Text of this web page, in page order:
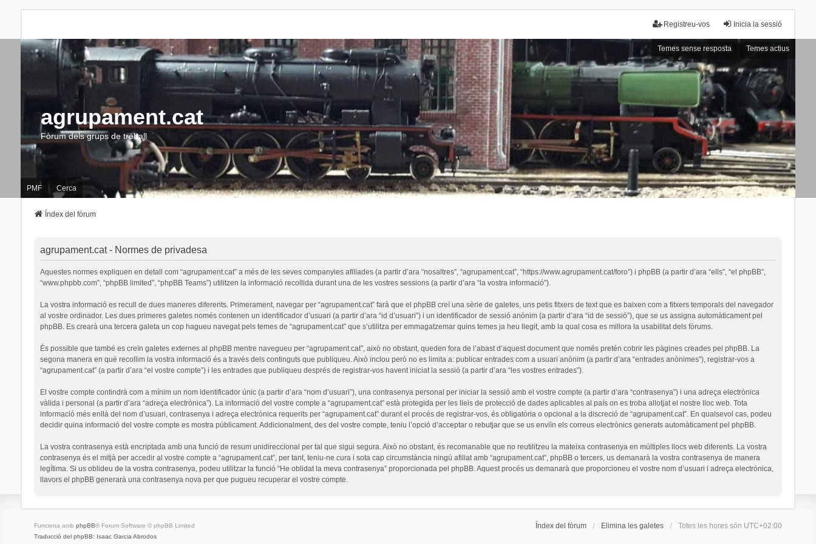
Inicia la sessió
Registreu-vos
Temes sense resposta Temes actius
agrupament.cat
Fòrum dels grups de treball
PMF Cerca
Índex del fòrum
agrupament.cat - Normes de privadesa
Aquestes normes expliquen en detall com “agrupament.cat” a més de les seves companyies afiliades (a partir d’ara “nosaltres”, “agrupament.cat”, “https://www.agrupament.cat/foro”) i phpBB (a partir d’ara “ells”, “el phpBB”,
“www.phpbb.com”, “phpBB limited”, “phpBB Teams”) utilitzen la informació recollida durant una de les vostres sessions (a partir d’ara “la vostra informació”).
La vostra informació es recull de dues maneres diferents. Primerament, navegar per “agrupament.cat” farà que el phpBB creï una sèrie de galetes, uns petis fitxers de text que es baixen com a fitxers temporals del navegador
al vostre ordinador. Les dues primeres galetes només contenen un identificador d’usuari (a partir d’ara “id d’usuari”) i un identificador de sessió anònim (a partir d’ara “id de sessió”), que se us assigna automàticament pel
phpBB. Es crearà una tercera galeta un cop hagueu navegat pels temes de “agrupament.cat” que s’utilitza per emmagatzemar quins temes ja heu llegit, amb la qual cosa es millora la usabilitat dels fòrums.
És possible que també es creïn galetes externes al phpBB mentre navegueu per “agrupament.cat”, això no obstant, queden fora de l’abast d’aquest document que només pretén cobrir les pàgines creades pel phpBB. La
segona manera en què recollim la vostra informació és a través dels continguts que publiqueu. Això inclou però no es limita a: publicar entrades com a usuari anònim (a partir d’ara “entrades anònimes”), registrar-vos a
“agrupament.cat” (a partir d’ara “el vostre compte”) i les entrades que publiqueu després de registrar-vos havent iniciat la sessió (a partir d’ara “les vostres entrades”).
El vostre compte contindrà com a mínim un nom identificador únic (a partir d’ara “nom d’usuari”), una contrasenya personal per iniciar la sessió amb el vostre compte (a partir d’ara “contrasenya”) i una adreça electrònica
vàlida i personal (a partir d’ara “adreça electrònica”). La informació del vostre compte a “agrupament.cat” està protegida per les lleis de protecció de dades aplicables al país on es troba allotjat el nostre lloc web. Tota
informació més enllà del nom d’usuari, contrasenya i adreça electrònica requerits per “agrupament.cat” durant el procés de registrar-vos, és obligatòria o opcional a la discreció de “agrupament.cat”. En qualsevol cas, podeu
decidir quina informació del vostre compte es mostra públicament. Addicionalment, des del vostre compte, teniu l’opció d’acceptar o rebutjar que se us enviïn els correus electrònics generats automàticament pel phpBB.
La vostra contrasenya està encriptada amb una funció de resum unidireccional per tal que sigui segura. Això no obstant, és recomanable que no reutilitzeu la mateixa contrasenya en múltiples llocs web diferents. La vostra
contrasenya és el mitjà per accedir al vostre compte a “agrupament.cat”, per tant, teniu-ne cura i sota cap circumstància ningú afiliat amb “agrupament.cat”, phpBB o tercers, us demanarà la vostra contrasenya de manera
legítima. Si us oblideu de la vostra contrasenya, podeu utilitzar la funció “He oblidat la meva contrasenya” proporcionada pel phpBB. Aquest procés us demanarà que proporcioneu el vostre nom d’usuari i adreça electrònica,
llavors el phpBB generarà una contrasenya nova per que pugueu recuperar el vostre compte.
Índex del fòrum Elimina les galetes Totes les hores són UTC+02:00
Funciona amb phpBB® Forum Software © phpBB Limited
Traducció del phpBB: Isaac Garcia Abrodos